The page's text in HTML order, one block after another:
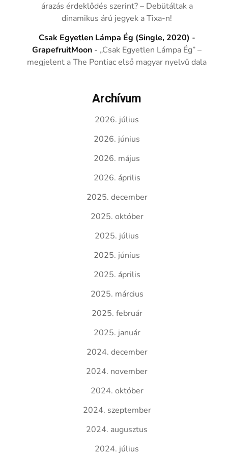
árazás érdeklődés szerint? – Debütáltak a
dinamikus árú jegyek a Tixa-n!
Csak Egyetlen Lámpa Ég (Single, 2020) -
GrapefruitMoon - „Csak Egyetlen Lámpa Ég” –
megjelent a The Pontiac első magyar nyelvű dala
Archívum
2026. július
2026. június
2026. május
2026. április
2025. december
2025. október
2025. július
2025. június
2025. április
2025. március
2025. február
2025. január
2024. december
2024. november
2024. október
2024. szeptember
2024. augusztus
2024. július